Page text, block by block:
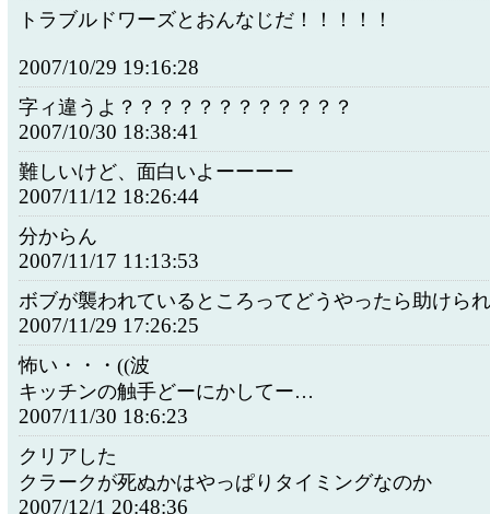
トラブルドワーズとおんなじだ！！！！！
2007/10/29 19:16:28
字ィ違うよ？？？？？？？？？？？？
2007/10/30 18:38:41
難しいけど、面白いよーーーー
2007/11/12 18:26:44
分からん
2007/11/17 11:13:53
ボブが襲われているところってどうやったら助けら
2007/11/29 17:26:25
怖い・・・((波
キッチンの触手どーにかしてー…
2007/11/30 18:6:23
クリアした
クラークが死ぬかはやっぱりタイミングなのか
2007/12/1 20:48:36